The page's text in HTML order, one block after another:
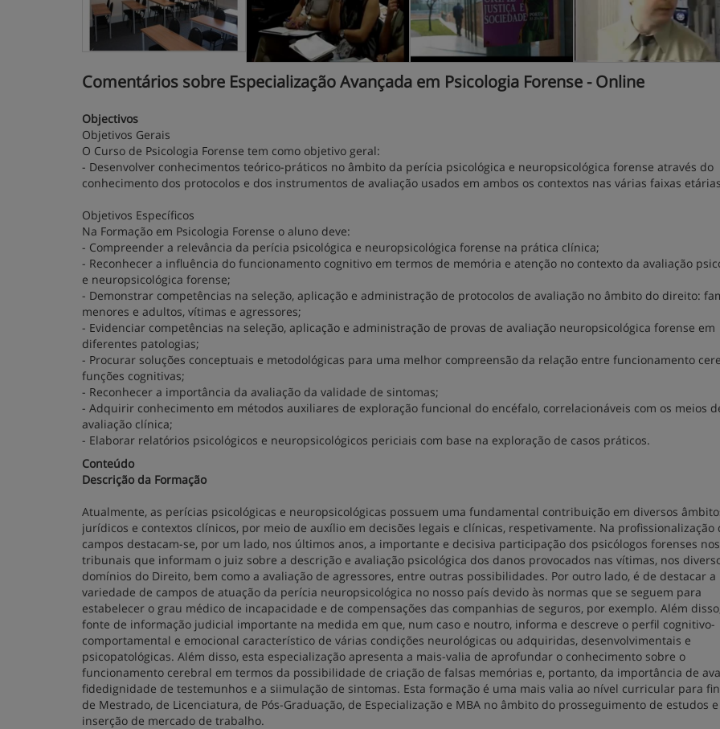
Comentários sobre Especialização Avançada em Psicologia Forense - Online
Objectivos
Objetivos Gerais
O Curso de Psicologia Forense tem como objetivo geral:
- Desenvolver conhecimentos teórico-práticos no âmbito da perícia psicológica e neuropsicológica forense através do
conhecimento dos protocolos e dos instrumentos de avaliação usados em ambos os contextos nas várias faixas
Objetivos Específicos
Na Formação em Psicologia Forense o aluno deve:
- Compreender a relevância da perícia psicológica e neuropsicológica forense na prática clínica;
- Reconhecer a influência do funcionamento cognitivo em termos de memória e atenção no contexto da avaliação
e neuropsicológica forense;
- Demonstrar competências na seleção, aplicação e administração de protocolos de avaliação no âmbito do direito:
menores e adultos, vítimas e agressores;
- Evidenciar competências na seleção, aplicação e administração de provas de avaliação neuropsicológica forense em
diferentes patologias;
- Procurar soluções conceptuais e metodológicas para uma melhor compreensão da relação entre funcionamento
funções cognitivas;
- Reconhecer a importância da avaliação da validade de sintomas;
- Adquirir conhecimento em métodos auxiliares de exploração funcional do encéfalo, correlacionáveis com os meios
avaliação clínica;
- Elaborar relatórios psicológicos e neuropsicológicos periciais com base na exploração de casos práticos.
Conteúdo
Descrição da Formação
Atualmente, as perícias psicológicas e neuropsicológicas possuem uma fundamental contribuição em diversos
jurídicos e contextos clínicos, por meio de auxílio em decisões legais e clínicas, respetivamente. Na profissionalização
campos destacam-se, por um lado, nos últimos anos, a importante e decisiva participação dos psicólogos forenses nos
tribunais que informam o juiz sobre a descrição e avaliação psicológica dos danos provocados nas vítimas, nos
domínios do Direito, bem como a avaliação de agressores, entre outras possibilidades. Por outro lado, é de destacar a
variedade de campos de atuação da perícia neuropsicológica no nosso país devido às normas que se seguem para
estabelecer o grau médico de incapacidade e de compensações das companhias de seguros, por exemplo. Além
fonte de informação judicial importante na medida em que, num caso e noutro, informa e descreve o perfil cognitivo-
comportamental e emocional característico de várias condições neurológicas ou adquiridas, desenvolvimentais e
psicopatológicas. Além disso, esta especialização apresenta a mais-valia de aprofundar o conhecimento sobre o
funcionamento cerebral em termos da possibilidade de criação de falsas memórias e, portanto, da importância de
fidedignidade de testemunhos e a siimulação de sintomas. Esta formação é uma mais valia ao nível curricular para
de Mestrado, de Licenciatura, de Pós-Graduação, de Especialização e MBA no âmbito do prosseguimento de estudos e
inserção de mercado de trabalho.